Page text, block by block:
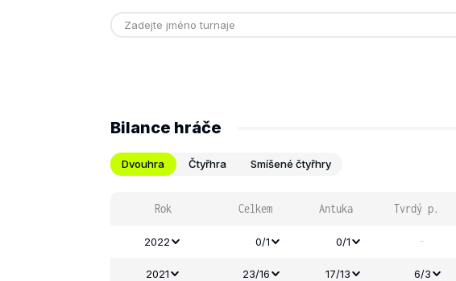
Bilance hráče
Dvouhra Čtyřhra Smíšené čtyřhry
Rok Celkem Antuka Tvrdý p.
2022 0/1 0/1 -
2021 23/16 17/13 6/3